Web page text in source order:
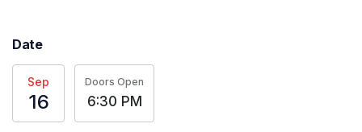
Date
Sep
16
Doors Open
6:30 PM